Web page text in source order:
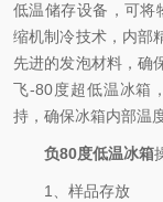
低温储存设备，可将
缩机制冷技术，内部
先进的发泡材料，确
飞-80度超低温冰箱
持，确保冰箱内部温
负80度低温冰箱
1、样品存放